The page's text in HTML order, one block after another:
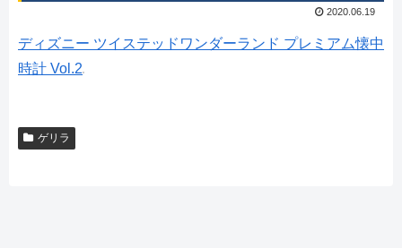
2020.06.19
ディズニー ツイステッドワンダーランド プレミアム懐中
時計 Vol.2
ゲリラ